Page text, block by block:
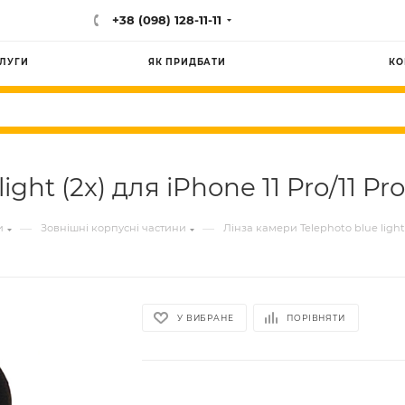
+38 (098) 128-11-11
ЯК ПРИДБАТИ
(2x) для iPhone 11 Pro/11
— Зовнішні корпусні частини — Лінза камери Telephoto blue light
У ВИБРАНЕ ПОРІВНЯТИ